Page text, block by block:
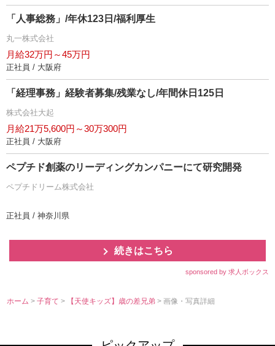
「人事総務」/年休123日/福利厚生
丸一株式会社
月給32万円～45万円
正社員 / 大阪府
「経理事務」経験者募集/残業なし/年間休日125日
株式会社大起
月給21万5,600円～30万300円
正社員 / 大阪府
ペプチド創薬のリーディングカンパニーにて研究開発
ペプチドリーム株式会社
正社員 / 神奈川県
続きはこちら
sponsored by 求人ボックス
ホーム >子育て> 【天使キッズ】歳の差兄弟> 画像・写真詳細